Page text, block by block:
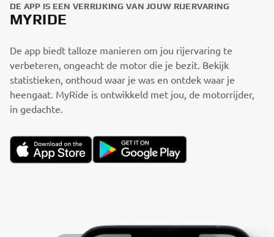
DE APP IS EEN VERRIJKING VAN JOUW RIJERVARING
MYRIDE
De app biedt talloze manieren om jou rijervaring te
verbeteren, ongeacht de motor die je bezit. Bekijk
statistieken, onthoud waar je was en ontdek waar je
heengaat. MyRide is ontwikkeld met jou, de motorrijder,
in gedachte.